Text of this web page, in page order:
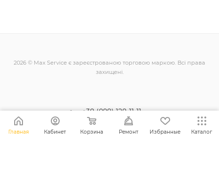
2026 © Max Service є зареєстрованою торговою маркою. Всі права
захищені.
+38 (098) 128-11-11
info@maxsc.com.ua
Главная Кабинет Корзина Ремонт Избранные Каталог